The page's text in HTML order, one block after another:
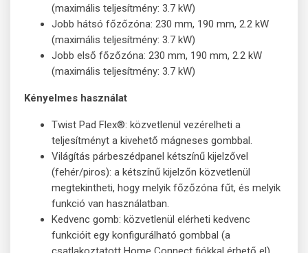
(maximális teljesítmény: 3.7 kW)
Jobb hátsó főzőzóna: 230 mm, 190 mm, 2.2 kW
(maximális teljesítmény: 3.7 kW)
Jobb első főzőzóna: 230 mm, 190 mm, 2.2 kW
(maximális teljesítmény: 3.7 kW)
Kényelmes használat
Twist Pad Flex®: közvetlenül vezérelheti a
teljesítményt a kivehető mágneses gombbal.
Világítás párbeszédpanel kétszínű kijelzővel
(fehér/piros): a kétszínű kijelzőn közvetlenül
megtekintheti, hogy melyik főzőzóna fűt, és melyik
funkció van használatban.
Kedvenc gomb: közvetlenül elérheti kedvenc
funkcióit egy konfigurálható gombbal (a